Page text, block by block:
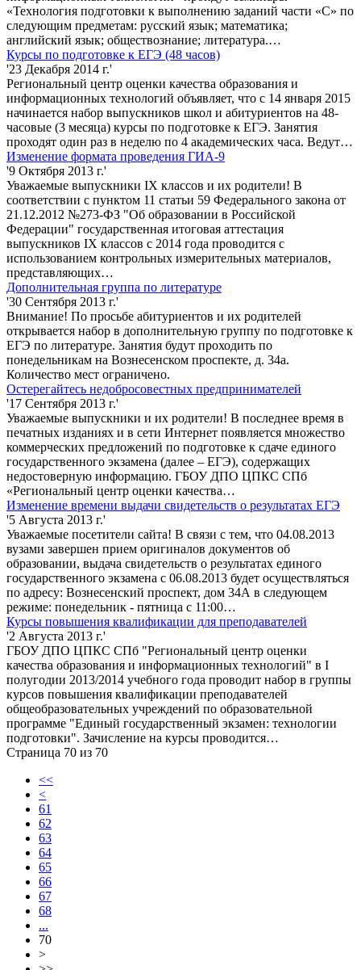
«Технология подготовки к выполнению заданий части «С» по
следующим предметам: русский язык; математика;
английский язык; обществознание; литература.…
Курсы по подготовке к ЕГЭ (48 часов)
'23 Декабря 2014 г.'
Региональный центр оценки качества образования и
информационных технологий объявляет, что с 14 января 2015
начинается набор выпускников школ и абитуриентов на 48-
часовые (3 месяца) курсы по подготовке к ЕГЭ. Занятия
проходят один раз в неделю по 4 академических часа. Ведут…
Изменение формата проведения ГИА-9
'9 Октября 2013 г.'
Уважаемые выпускники IX классов и их родители! В
соответствии с пунктом 11 статьи 59 Федерального закона от
21.12.2012 №273-ФЗ "Об образовании в Российской
Федерации" государственная итоговая аттестация
выпускников IX классов с 2014 года проводится с
использованием контрольных измерительных материалов,
представляющих…
Дополнительная группа по литературе
'30 Сентября 2013 г.'
Внимание! По просьбе абитуриентов и их родителей
открывается набор в дополнительную группу по подготовке к
ЕГЭ по литературе. Занятия будут проходить по
понедельникам на Вознесенском проспекте, д. 34а.
Количество мест ограничено.
Остерегайтесь недобросовестных предпринимателей
'17 Сентября 2013 г.'
Уважаемые выпускники и их родители! В последнее время в
печатных изданиях и в сети Интернет появляется множество
коммерческих предложений по подготовке к сдаче единого
государственного экзамена (далее – ЕГЭ), содержащих
недостоверную информацию. ГБОУ ДПО ЦПКС СПб
«Региональный центр оценки качества…
Изменение времени выдачи свидетельств о результатах ЕГЭ
'5 Августа 2013 г.'
Уважаемые посетители сайта! В связи с тем, что 04.08.2013
вузами завершен прием оригиналов документов об
образовании, выдача свидетельств о результатах единого
государственного экзамена с 06.08.2013 будет осуществляться
по адресу: Вознесенский проспект, дом 34А в следующем
режиме: понедельник - пятница с 11:00…
Курсы повышения квалификации для преподавателей
'2 Августа 2013 г.'
ГБОУ ДПО ЦПКС СПб "Региональный центр оценки
качества образования и информационных технологий" в I
полугодии 2013/2014 учебного года проводит набор в группы
курсов повышения квалификации преподавателей
общеобразовательных учреждений по образовательной
программе "Единый государственный экзамен: технологии
подготовки". Зачисление на курсы проводится…
Страница 70 из 70
<<
<
61
62
63
64
65
66
67
68
...
70
>